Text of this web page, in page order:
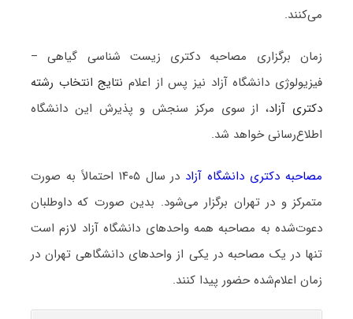
می‌کنند.
زمان برگزاری مصاحبه دکتری زیست ‌شناسی گیاهی –
فیزیولوژی دانشگاه آزاد نیز پس از اعلام نتایج انتخاب رشته
دکتری آزاد، از سوی مرکز سنجش و پذیرش این دانشگاه
اطلاع‌رسانی خواهد شد.
مصاحبه دکتری دانشگاه آزاد
در سال ۱۴۰۵ احتمالاً به صورت
متمرکز و در تهران برگزار می‌شود. بدین صورت که داوطلبان
دعوت‌شده به مصاحبه همه واحدهای دانشگاه آزاد لازم است
تنها در یک مصاحبه در یکی از واحدهای دانشگاهی تهران در
زمان اعلام‌شده حضور پیدا کنند.